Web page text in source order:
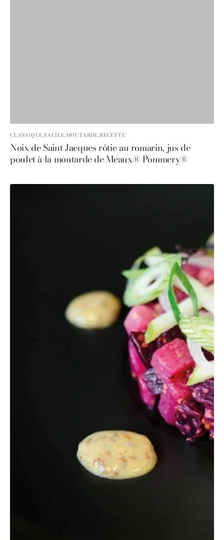
CLASSIQUE,FACILE,MOUTARDE,RECETTE
Noix de Saint Jacques rôtie au romarin, jus de
poulet à la moutarde de Meaux® Pommery®